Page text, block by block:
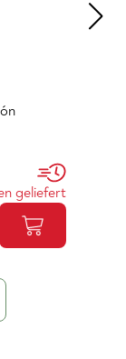
geliefert